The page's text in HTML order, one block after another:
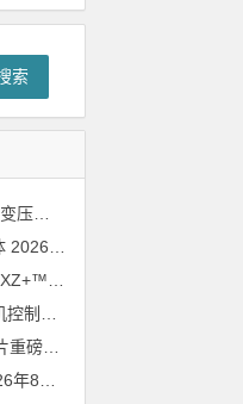
索
大联大诠鼎集团携手Infineon以固态变压器重构配电效率新标杆
2026年8月6日
兆易创新GD32H77R机器人专用芯片重磅亮相，精准赋能伺服驱动与关节控制
8月6日